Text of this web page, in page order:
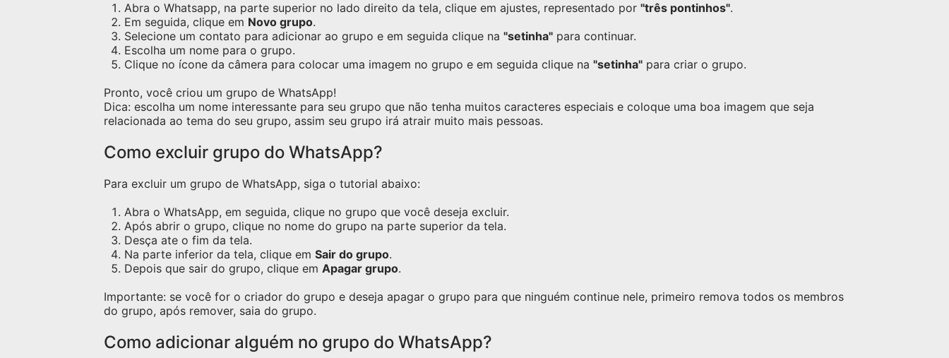
Abra o Whatsapp, na parte superior no lado direito da tela, clique em ajustes, representado por "três pontinhos".
Em seguida, clique em Novo grupo.
Selecione um contato para adicionar ao grupo e em seguida clique na "setinha" para continuar.
Escolha um nome para o grupo.
Clique no ícone da câmera para colocar uma imagem no grupo e em seguida clique na "setinha" para criar o grupo.
Pronto, você criou um grupo de WhatsApp!
Dica: escolha um nome interessante para seu grupo que não tenha muitos caracteres especiais e coloque uma boa imagem que seja
relacionada ao tema do seu grupo, assim seu grupo irá atrair muito mais pessoas.
Como excluir grupo do WhatsApp?
Para excluir um grupo de WhatsApp, siga o tutorial abaixo:
Abra o WhatsApp, em seguida, clique no grupo que você deseja excluir.
Após abrir o grupo, clique no nome do grupo na parte superior da tela.
Desça ate o fim da tela.
Na parte inferior da tela, clique em Sair do grupo.
Depois que sair do grupo, clique em Apagar grupo.
Importante: se você for o criador do grupo e deseja apagar o grupo para que ninguém continue nele, primeiro remova todos os membros
do grupo, após remover, saia do grupo.
Como adicionar alguém no grupo do WhatsApp?